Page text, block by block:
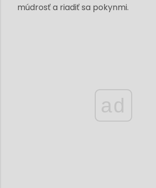
múdrosť a riadiť sa pokynmi.
ad